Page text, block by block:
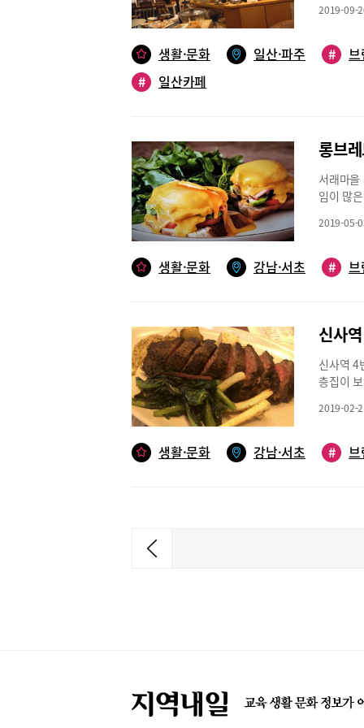
싶단 생
위원 이
는데 커
수업과
스팅,
보이며,
만드는
11시(설
https://
은 9~11
커피를
기는 증
나 여행
법을 배
메뉴는
한다.
자리 선
사는 주
이용하
편리하
과 함께
두툼하
부드럽
유의 맛
길 수 있
이 인상
리소스
하고 속
쌉싸름
라에 시
으로 제
기 때문
해두면
자일로
티지 앤
도 쏠쏠
식들이
스템으로
는 메인
차, 커피
메뉴는
단독 대
째 주 월
다니 마
2019-09-
생활·문화 일산·파주 # 브
#
일산카페
롱브
서래마
임이 많
즐길 수
아지트
레드
도 많아
모던한
데에 10
을 끈다.
메뉴는
느낄 수
‘롱브
한 가격
2019-05-
생활·문화 강남·서초 # 브
신사
신사역 4
층집이
동해 발
예쁘게
운 자태
파스타
파티를
2019-02-
생활·문화 강남·서초 # 브